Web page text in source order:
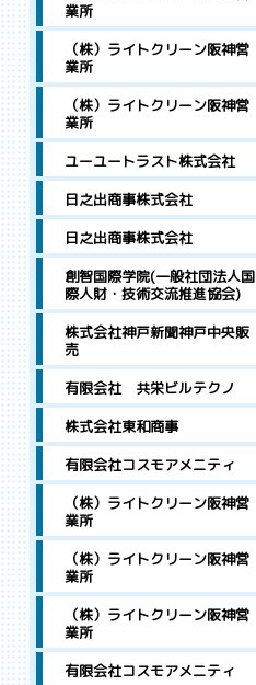
業所
（株）ライトクリーン阪神営
業所
（株）ライトクリーン阪神営
業所
ユーユートラスト株式会社
日之出商事株式会社
日之出商事株式会社
創智国際学院(一般社団法人国
際人財・技術交流推進協会)
株式会社神戸新聞神戸中央販
売
有限会社 共栄ビルテクノ
株式会社東和商事
有限会社コスモアメニティ
（株）ライトクリーン阪神営
業所
（株）ライトクリーン阪神営
業所
（株）ライトクリーン阪神営
業所
有限会社コスモアメニティ